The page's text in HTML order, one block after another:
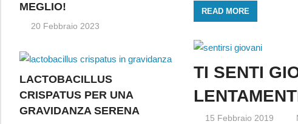
READ MORE
TI SENTI
15 Febbraio 2019
MEGLIO!
20 Febbraio 2023
LACTOBACILLUS
CRISPATUS PER UNA
GRAVIDANZA SERENA